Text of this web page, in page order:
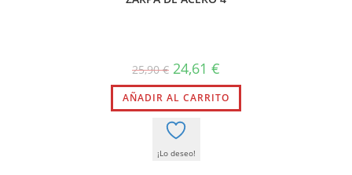
25,90€ El
precio
original
era:
25,90 €.
24,61 €
actual
es:
24,61 €.
AÑADIR AL CARRITO
¡Lo deseo!